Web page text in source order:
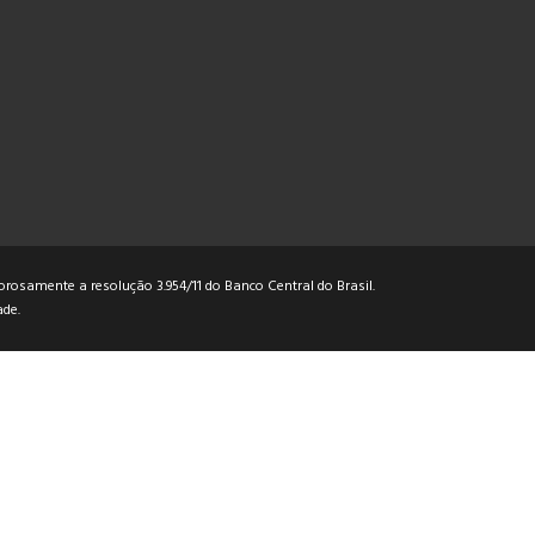
a resolução 3.954/11 do Banco Central do Brasil.
.